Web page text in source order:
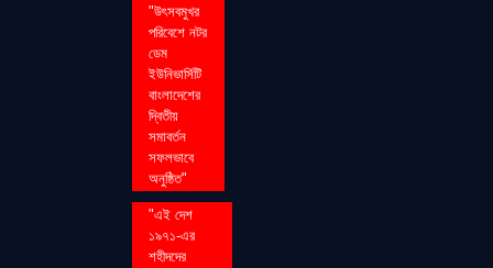
"উৎসবমুখর
পরিবেশে নটর
ডেম
ইউনিভার্সিটি
বাংলাদেশের
দ্বিতীয়
সমাবর্তন
সফলভাবে
অনুষ্ঠিত"
"এই দেশ
১৯৭১-এর
শহীদদের